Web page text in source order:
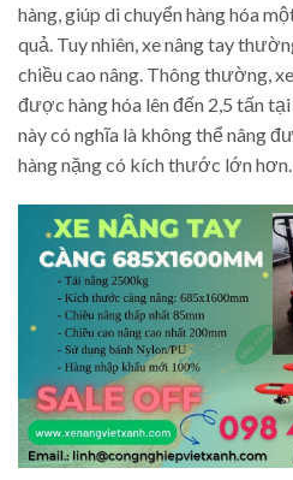
hàng, giúp di chuyển hàng hóa
quả. Tuy nhiên, xe nâng tay
chiều cao nâng. Thông thường,
được hàng hóa lên đến 2,5 tấn
này có nghĩa là không thể nâng
hàng nặng có kích thước lớn hơn.